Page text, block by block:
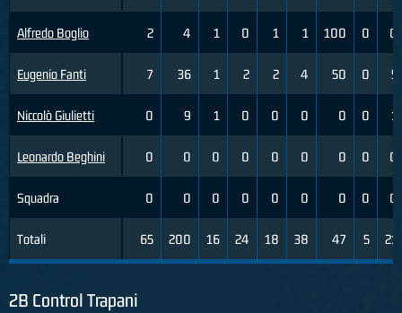
Alfredo Boglio
Eugenio Fanti
Niccolò Giulietti
Leonardo Beghini
Squadra
Totali
2 4 1 0 1 1 100 0 0
7 36 1 2 2 4 50 0 5
0 9 1 0 0 0 0 0 1
0 0 0 0 0 0 0 0 0
0 0 0 0 0 0 0 0 0
65 200 16 24 18 38 47 5 21
2B Control Trapani